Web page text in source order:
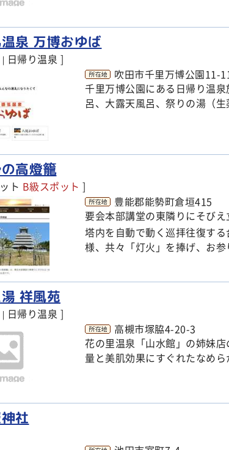
泉 万博おゆば
| 日帰り温泉 ]
吹田市千里万博公園11-
千里万博公園にある日帰り温
呂、大露天風呂、祭りの湯（生
高燈籠
ト B級スポット ]
豊能郡能勢町倉垣415
要会本部講堂の東隣りにそびえ
塔内を自動で動く巡拝往復す
様、共々「灯火」を捧げ、お
祥風苑
| 日帰り温泉 ]
高槻市塚脇4-20-3
花の里温泉「山水館」の姉妹
量と美肌効果にすぐれたなめ
社